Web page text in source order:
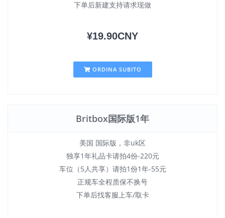
下单后新建支持请求现做
¥19.90CNY
ORDINA SUBITO
Britbox国际版1年
美国 国际版，非uk区
独享1年礼品卡请拍4份-220元
车位（5人共享）请拍1份1年-55元
正规车全程质保不换号
下单后找客服上车/取卡